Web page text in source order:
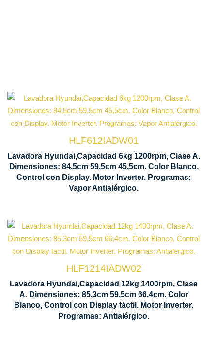
HLF612IADW01
Lavadora Hyundai,Capacidad 6kg 1200rpm, Clase A.
Dimensiones: 84,5cm 59,5cm 45,5cm. Color Blanco,
Control con Display. Motor Inverter. Programas:
Vapor Antialérgico.
Motor Inverter
845 x 595 x
HLF1214IADW02
Lavadora Hyundai,Capacidad 12kg 1400rpm, Clase
A. Dimensiones: 85,3cm 59,5cm 66,4cm. Color
Blanco, Control con Display táctil. Motor Inverter.
Programas: Antialérgico.
Motor Inverter
853 x 595 x